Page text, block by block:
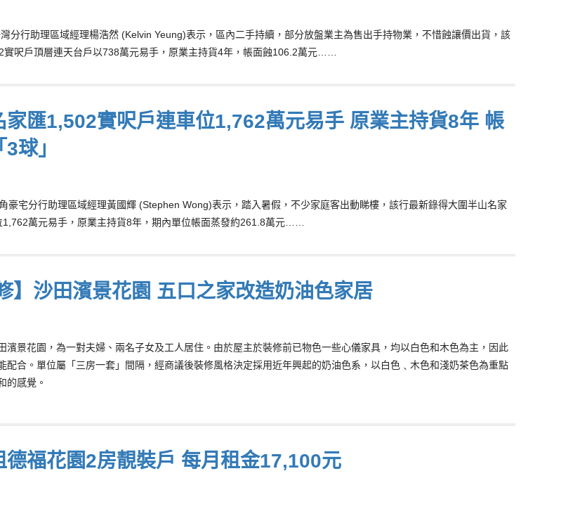
分行助理區域經理楊浩然 (Kelvin Yeung)表示，區內二手持續，部分放盤業主為售出手持物業，不惜蝕讓價出貨，該
實呎戶頂層連天台戶以738萬元易手，原業主持貨4年，帳面蝕106.2萬元……
家匯1,502實呎戶連車位1,762萬元易手 原業主持貨8年 帳
球」
豪宅分行助理區域經理黃國輝 (Stephen Wong)表示，踏入暑假，不少家庭客出動睇樓，該行最新錄得大圍半山名家
1,762萬元易手，原業主持貨8年，期內單位帳面蒸發約261.8萬元……
】沙田濱景花園 五口之家改造奶油色家居
濱景花園，為一對夫婦、兩名子女及工人居住。由於屋主於裝修前已物色一些心儀家具，均以白色和木色為主，因此
配合。單位屬「三房一套」間隔，經商議後裝修風格決定採用近年興起的奶油色系，以白色﹑木色和淺奶茶色為重點
的感覺。
德福花園2房靚裝戶 每月租金17,100元